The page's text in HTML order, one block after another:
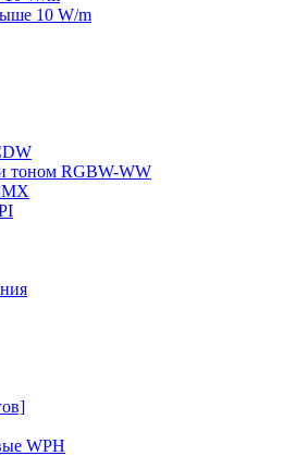
10 W/m
тоном RGBW-WW
WPH